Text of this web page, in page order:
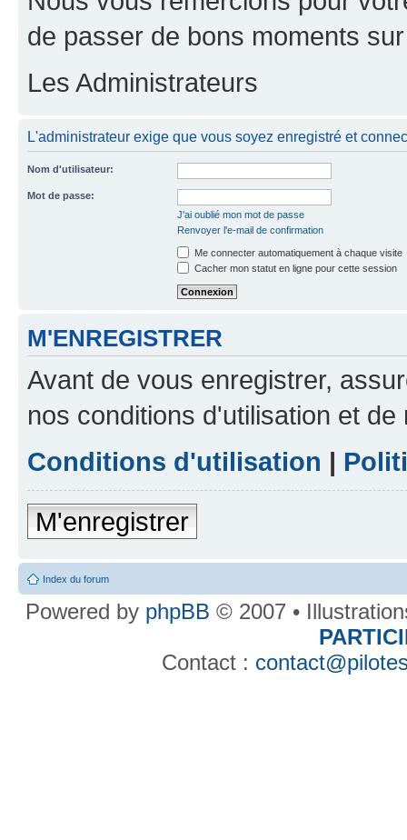
de passer de bons moments
Les Administrateurs
L'administrateur exige que vous soyez enregistré et
Nom d'utilisateur:
Mot de passe:
J'ai oublié mon mot de passe
Renvoyer l'e-mail de confirmation
Me connecter automatiquement à chaque visite
Cacher mon statut en ligne pour cette session
M'ENREGISTRER
Avant de vous enregistrer,
nos conditions d'utilisation et
Conditions d'utilisation |
M'enregistrer
Index du forum
Powered by phpBB © 2007 •
Contact :